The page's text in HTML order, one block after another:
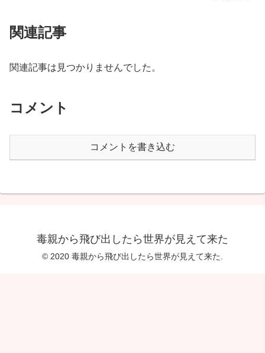
関連記事
関連記事は見つかりませんでした。
コメント
コメントを書き込む
毒親から飛び出したら世界が見えて来た
© 2020 毒親から飛び出したら世界が見えて来た.